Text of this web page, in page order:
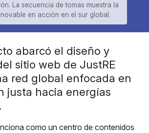
La secuencia de tomas muestra la
en acción en el sur global.
abarcó el diseño y
sitio web de JustRE
red global enfocada en
justa hacia energías
como un centro de contenidos